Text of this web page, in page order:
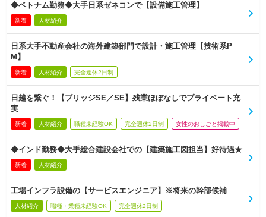
◆ベトナム勤務◆大手日系ゼネコンで【設備施工管理】
新着 人材紹介
日系大手不動産会社の海外建築部門で設計・施工管理【技術系P
M】
新着 人材紹介 完全週休2日制
日越を繋ぐ！【ブリッジSE／SE】残業ほぼなしでプライベート充
実
新着 人材紹介 職種未経験OK 完全週休2日制 女性のおしごと掲載中
◆インド勤務◆大手総合建設会社での【建築施工図担当】好待遇★
新着 人材紹介
工場インフラ設備の【サービスエンジニア】※将来の幹部候補
人材紹介 職種・業種未経験OK 完全週休2日制